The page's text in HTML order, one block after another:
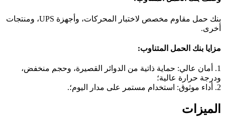
بنك حمل مقاوم مخصص لاختبار المحركات، وأجهزة UPS، ومنتجات
أخرى.
مزايا بنك الحمل المتناوب:
1. أمان عالي: حماية ذاتية من الدوائر القصيرة، وحجم منخفض،
ودرجة حرارة عالية؛
2. أداء موثوق: استخدام مستمر على مدار اليوم؛.
الميزات